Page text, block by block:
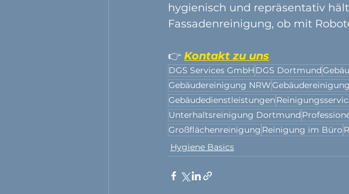
hygienisch und repräsentativ
Fassadenreinigung, ob mit
👉 Kontakt zu uns
DGS Services GmbH DGS Dortmund
Gebäudereinigung NRW
Gebäudedienstleistungen
Unterhaltsreinigung Dortmund
Großflächenreinigung Reinigung im Büro
Hygiene Basics